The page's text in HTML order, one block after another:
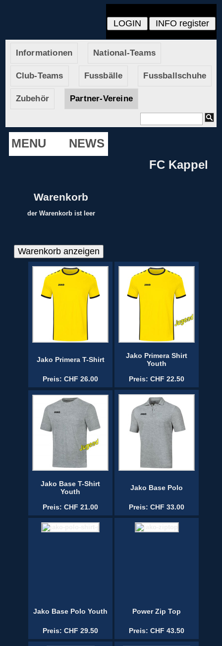
Informationen National-Teams
Club-Teams Fussbälle Fussballschuhe
Zubehör Partner-Vereine
MENU
NEWS
FC Kappel
Warenkorb
der Warenkorb ist leer
Jako Primera T-Shirt
Preis: CHF 26.00
Jako Primera Shirt
Youth
Preis: CHF 22.50
Jako Base T-Shirt
Youth
Preis: CHF 21.00
Jako Base Polo
Preis: CHF 33.00
Jako Base Polo Youth
Preis: CHF 29.50
Power Zip Top
Preis: CHF 43.50